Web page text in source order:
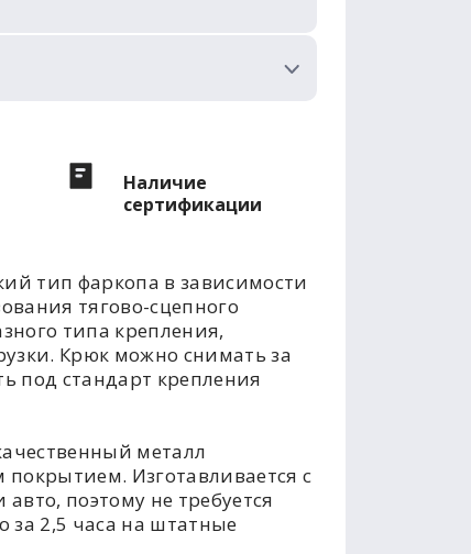
Наличие
сертификации
тип фаркопа в зависимости
тягово-сцепного
типа крепления,
Крюк можно снимать за
под стандарт крепления
металл
Изготавливается с
поэтому не требуется
за 2,5 часа на штатные